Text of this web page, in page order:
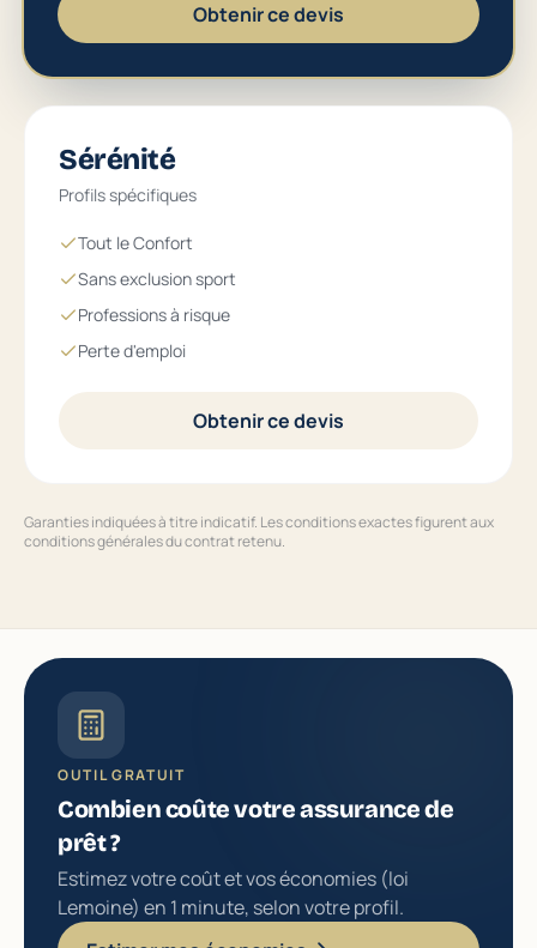
Obtenir ce devis
Sérénité
Profils spécifiques
Tout le Confort
Sans exclusion sport
Professions à risque
Perte d'emploi
Obtenir ce devis
Garanties indiquées à titre indicatif. Les conditions exactes figurent aux
conditions générales du contrat retenu.
OUTIL GRATUIT
Combien coûte votre assurance de
prêt ?
Estimez votre coût et vos économies (loi
Lemoine) en 1 minute, selon votre profil.